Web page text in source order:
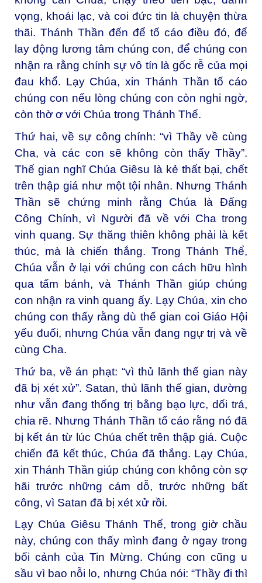
vọng, khoái lạc, và coi đức tin là chuyện thừa
thãi. Thánh Thần đến để tố cáo điều đó, để
lay động lương tâm chúng con, để chúng con
nhận ra rằng chính sự vô tín là gốc rễ của mọi
đau khổ. Lạy Chúa, xin Thánh Thần tố cáo
chúng con nếu lòng chúng con còn nghi ngờ,
còn thờ ơ với Chúa trong Thánh Thể.
Thứ hai, về sự công chính: “vì Thầy về cùng
Cha, và các con sẽ không còn thấy Thầy”.
Thế gian nghĩ Chúa Giêsu là kẻ thất bại, chết
trên thập giá như một tội nhân. Nhưng Thánh
Thần sẽ chứng minh rằng Chúa là Đấng
Công Chính, vì Người đã về với Cha trong
vinh quang. Sự thăng thiên không phải là kết
thúc, mà là chiến thắng. Trong Thánh Thể,
Chúa vẫn ở lại với chúng con cách hữu hình
qua tấm bánh, và Thánh Thần giúp chúng
con nhận ra vinh quang ấy. Lạy Chúa, xin cho
chúng con thấy rằng dù thế gian coi Giáo Hội
yếu đuối, nhưng Chúa vẫn đang ngự trị và về
cùng Cha.
Thứ ba, về án phạt: “vì thủ lãnh thế gian này
đã bị xét xử”. Satan, thủ lãnh thế gian, dường
như vẫn đang thống trị bằng bạo lực, dối trá,
chia rẽ. Nhưng Thánh Thần tố cáo rằng nó đã
bị kết án từ lúc Chúa chết trên thập giá. Cuộc
chiến đã kết thúc, Chúa đã thắng. Lạy Chúa,
xin Thánh Thần giúp chúng con không còn sợ
hãi trước những cám dỗ, trước những bất
công, vì Satan đã bị xét xử rồi.
Lạy Chúa Giêsu Thánh Thể, trong giờ chầu
này, chúng con thấy mình đang ở ngay trong
bối cảnh của Tin Mừng. Chúng con cũng u
sầu vì bao nỗi lo, nhưng Chúa nói: “Thầy đi thì